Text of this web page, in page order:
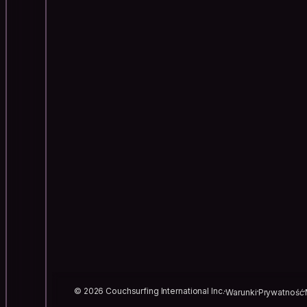
© 2026 Couchsurfing International Inc.WarunkiPrywatność